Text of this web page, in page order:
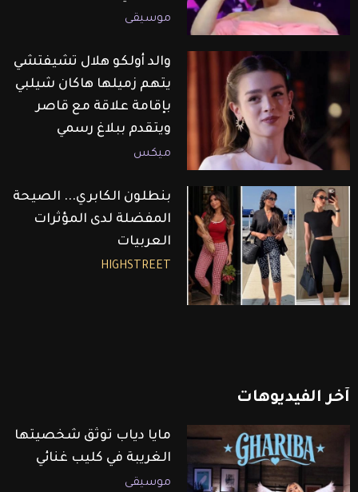
موسيقى
والد أولكو هلال تشيفتشي
يتهم زميلها هاكان شيلبي
بإقامة علاقة مع قاصر
ويتقدم ببلاغ رسمي
ميكس
بنطلون الكابري... الصيحة
المفضلة لدى المؤثرات
العربيات
HIGHSTREET
آخر الفيديوهات
مايا دياب توثق شخصيتها
الغريبة في كليب غنائي
موسيقى